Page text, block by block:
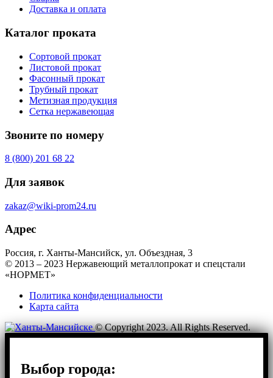
Доставка и оплата
Каталог проката
Сортовой прокат
Листовой прокат
Фасонный прокат
Трубный прокат
Метизная продукция
Сетка нержавеющая
Звоните по номеру
8 (800) 201 68 22
Для заявок
zakaz@wiki-prom24.ru
Адрес
Россия, г. Ханты-Мансийск, ул. Объездная, 3
© 2013 – 2023 Нержавеющий металлопрокат и спецстали
«НОРМЕТ»
Политика конфиденциальности
Карта сайта
© Copyright 2023. All Rights Reserved.
Выбор города: